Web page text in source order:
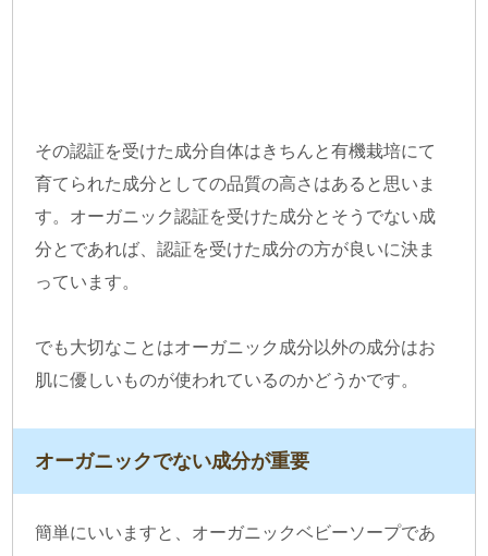
その認証を受けた成分自体はきちんと有機栽培にて
育てられた成分としての品質の高さはあると思いま
す。オーガニック認証を受けた成分とそうでない成
分とであれば、認証を受けた成分の方が良いに決ま
っています。
でも大切なことはオーガニック成分以外の成分はお
肌に優しいものが使われているのかどうかです。
オーガニックでない成分が重要
簡単にいいますと、オーガニックベビーソープであ